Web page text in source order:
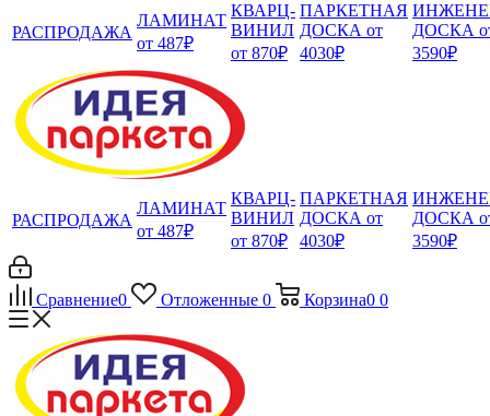
РАСПРОДАЖА
ЛАМИНАТ
от 487₽
КВАРЦ-
ВИНИЛ
от 870₽
ПАРКЕТНАЯ
ДОСКА от
4030₽
ДОСКА
3590₽
РАСПРОДАЖА
ЛАМИНАТ
от 487₽
КВАРЦ-
ВИНИЛ
от 870₽
ПАРКЕТНАЯ
ДОСКА от
4030₽
ДОСКА
3590₽
Сравнение0 Отложенные 0 Корзина0 0